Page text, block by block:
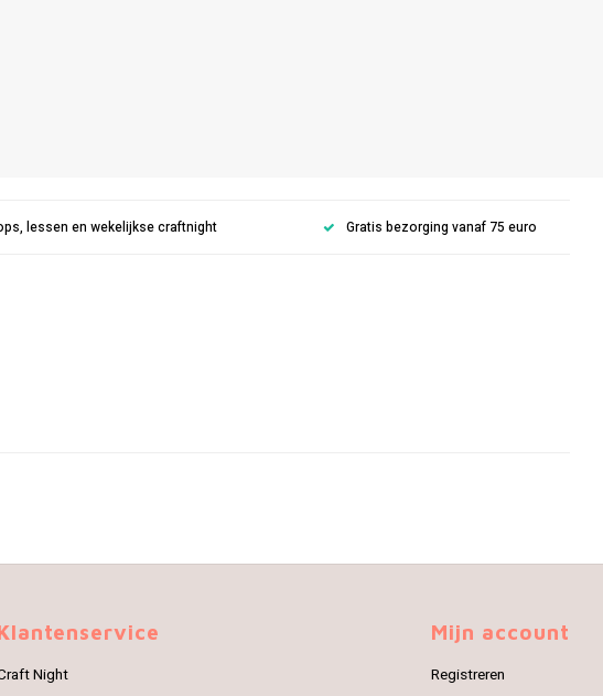
lessen en wekelijkse craftnight Gratis bezorging vanaf 75 euro
Night
Mijn account
Registreren